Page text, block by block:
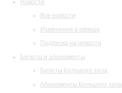
Новости
Все новости
Изменения в афише
Подписка на новости
Билеты и абонементы
Билеты Большого зала
Абонементы Большого зала